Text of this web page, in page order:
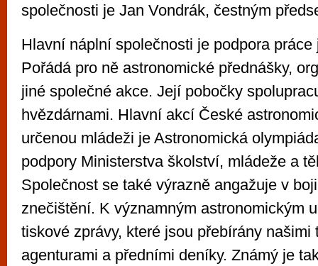
společnosti je Jan Vondrák, čestným
Hlavní náplní společnosti je podpora práce
Pořádá pro ně astronomické přednášky,
jiné společné akce. Její pobočky
hvězdárnami. Hlavní akcí České
určenou mládeži je Astronomická
podpory Ministerstva školství, mládeže a
Společnost se také výrazně angažuje v
znečištění. K významným astronomickým
tiskové zprávy, které jsou přebírány našimi
agenturami a předními deníky. Známý je